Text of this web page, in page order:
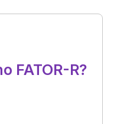
FATOR-R?